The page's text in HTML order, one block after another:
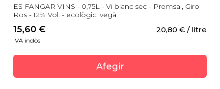
ES FANGAR VINS - 0,75L - Vi blanc sec - Premsal, Giro
Ros - 12% Vol. - ecològic, vegà
15,60 € 20,80 € / litre
IVA inclòs
Afegir